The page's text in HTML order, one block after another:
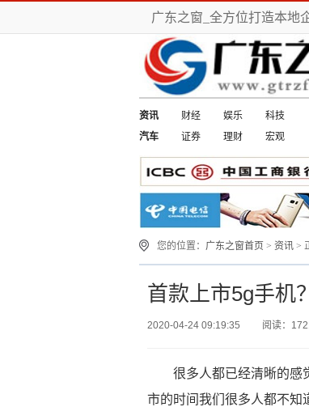
广东之窗_全方位打造本地
资讯 财经 娱乐
科技
汽车
证券 理财 宏观
您的位置： 广东之窗首页 > 资讯 >
首款上市5g手机
2020-04-24 09:19:35 阅读：
很多人都已经清晰的感
市的时间我们很多人都不知